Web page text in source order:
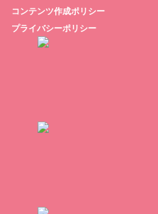
コンテンツ作成ポリシー
プライバシーポリシー